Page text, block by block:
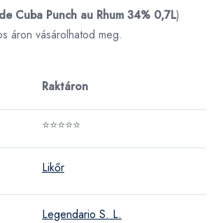
Cuba Punch au Rhum 34% 0,7L)
áron vásárolhatod meg.
Raktáron
⭐⭐⭐⭐⭐
Likőr
Legendario S. L.